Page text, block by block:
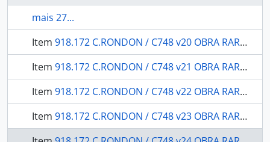
mais 27...
Item 918.172 C.RONDON / C748 v20 OBRA RARA / 19-- - Serviço Sanitário: secção de Caceres a Matto-Grosso.
Item 918.172 C.RONDON / C748 v21 OBRA RARA / 1907 - Relatório: apresentado pelo chefe da 1. Secção, Major de Engenharia Felix Fleury de Souza Amorim ao chefe da Comissão Major de Eng. Cândido Mariano da Silva Rondon.
Item 918.172 C.RONDON / C748 v22 OBRA RARA / 1915 - Zoologia / Molluscos: pelo prof. Dr. Hermann von Ihering.
Item 918.172 C.RONDON / C748 v23 OBRA RARA / 1909 - História Natural Geologia: observações geológicas - geographicas e ethnographicas sobre a viagem de exploração de Cuyabá à Serra do Norte, passando por São Luiz de Cáceres.